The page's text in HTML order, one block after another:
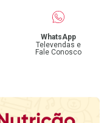
WhatsApp
Televendas e
Fale Conosco